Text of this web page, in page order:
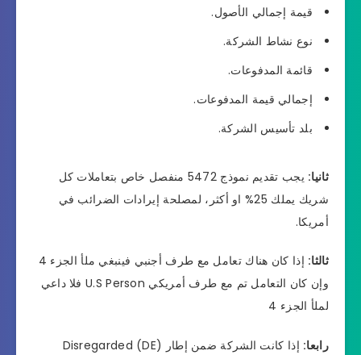
قيمة إجمالي الأصول.
نوع نشاط الشركة.
قائمة المدفوعات.
إجمالي قيمة المدفوعات.
بلد تأسيس الشركة.
ثانيا:
يجب تقديم نموذج 5472 منفصل خاص بتعاملات كل
شريك يملك 25% او أكثر، لمصلحة إيرادات الضرائب في
أمريكا.
ثالثا:
إذا كان هناك تعامل مع طرف أجنبي فينبغي ملأ الجزء 4
وإن كان التعامل تم مع طرف أمريكي U.S Person فلا داعي
لملأ الجزء 4
رابعا:
إذا كانت الشركة ضمن إطار (DE) Disregarded